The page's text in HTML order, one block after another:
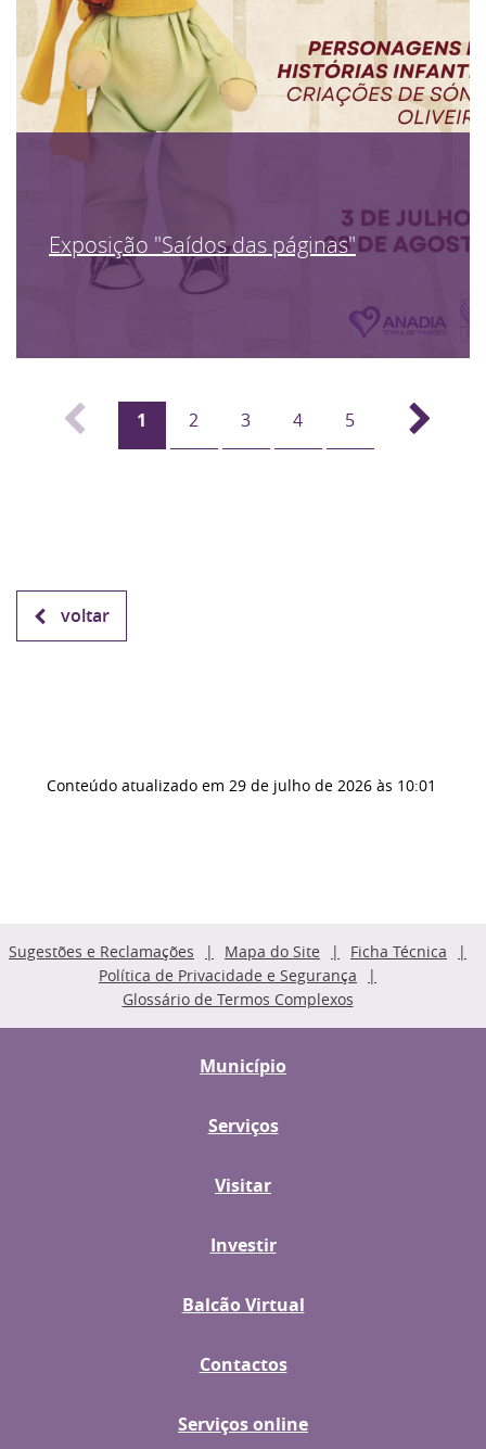
Exposição "Saídos das páginas"
1 2 3 4 5
voltar
Conteúdo atualizado em 29 de julho de 2026 às 10:01
Sugestões e Reclamações Mapa do Site
Ficha Técnica
Política de Privacidade e Segurança
Glossário de Termos Complexos
Município
Serviços
Visitar
Investir
Balcão Virtual
Contactos
Serviços online